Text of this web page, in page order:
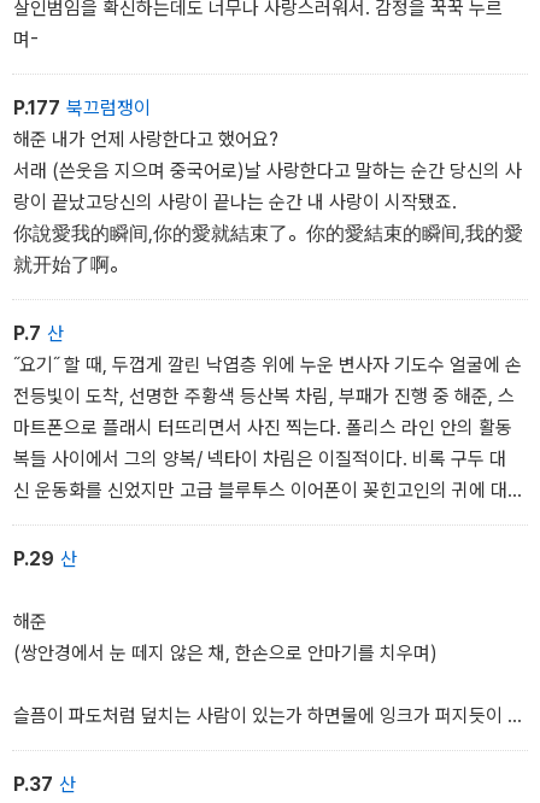
내가 언제 당신을 사랑한다고 그랬…….
살인범임을 확신하는데도 너무나 사랑스러워서. 감정을 꾹꾹 누르
며-
P.177 북끄럼쟁이
해준 내가 언제 사랑한다고 했어요?
서래 (쓴웃음 지으며 중국어로)날 사랑한다고 말하는 순간 당신의 사
랑이 끝났고당신의 사랑이 끝나는 순간 내 사랑이 시작됐죠.
你說愛我的瞬间,你的愛就結束了。你的愛結束的瞬间,我的愛
就开始了啊。
P.7 산
˝요기˝ 할 때, 두껍게 깔린 낙엽층 위에 누운 변사자 기도수 얼굴에 손
전등빛이 도착, 선명한 주황색 등산복 차림, 부패가 진행 중 해준, 스
마트폰으로 플래시 터뜨리면서 사진 찍는다. 폴리스 라인 안의 활동
복들 사이에서 그의 양복/ 넥타이 차림은 이질적이다. 비록 구두 대
신 운동화를 신었지만 고급 블루투스 이어폰이 꽂힌고인의 귀에 대
고 찰칵. 손가락 관절마다 옹이처럼 단단하게 불룩하고 손톱이 다깨
진 손도 찍는다. 손목의 롤렉스 시계도 찰칵. 유리 뚜껑은 깨졌고 작동
월요일 10시 2분에 해준, 망자의 시선 방향을 따라 다시 산을 올려다
보며 혼잣말처럼-
P.29 산
해준
(쌍안경에서 눈 떼지 않은 채, 한손으로 안마기를 치우며)
슬픔이 파도처럼 덮치는 사람이 있는가 하면물에 잉크가 퍼지듯이 서
서히 물드는 사람도 있는 거야.
P.37 산